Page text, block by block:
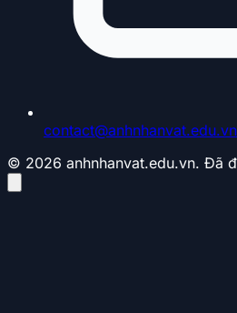
contact@anhnhanvat.edu.vn
© 2026 anhnhanvat.edu.vn. Đã